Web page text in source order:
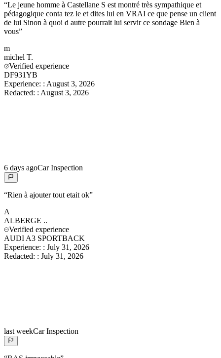
“Le jeune homme à Castellane S est montré très sympathique et
pédagogique conta tez le et dites lui en VRAI ce que pense un client
de lui Sinon à quoi d autre pourrait lui servir ce sondage Bien à
vous”
m
michel T.
Verified experience
DF931YB
Experience: : August 3, 2026
Redacted: : August 3, 2026
6 days agoCar Inspection
“Rien à ajouter tout etait ok”
A
ALBERGE ..
Verified experience
AUDI A3 SPORTBACK
Experience: : July 31, 2026
Redacted: : July 31, 2026
last weekCar Inspection